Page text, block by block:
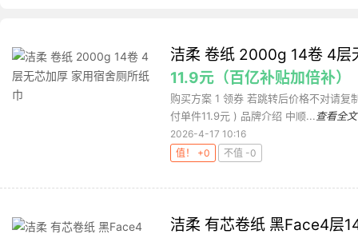
洁柔 卷纸 2000g 14卷 4层
11.9元（百亿补贴加倍补）
购买方案 1 领券 若跳转后价格不对请
付单件11.9元 ) 品牌介绍 中顺... 查看全文
2026-4-17 10:16
值！ +0
不值 -0
洁柔 有芯卷纸 黑Face4层